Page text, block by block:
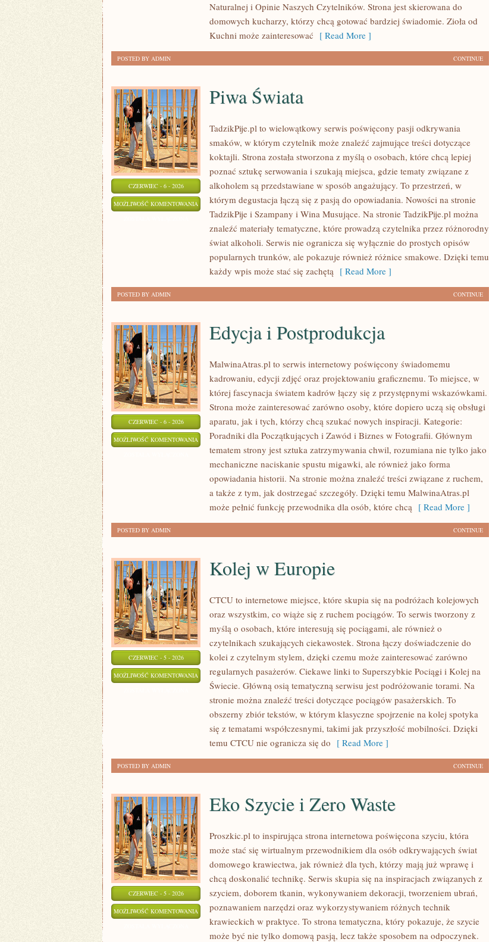
Naturalnej i Opinie Naszych Czytelników. Strona jest skierowana do
domowych kucharzy, którzy chcą gotować bardziej świadomie. Zioła od
Kuchni może zainteresować [ Read More ]
CONTINUE
POSTED BY ADMIN
CZERWIEC - 6 - 2026
MOŻLIWOŚĆ KOMENTOWANIA PIWA
ŚWIATA
Piwa Świata
TadzikPije.pl to wielowątkowy serwis poświęcony pasji odkrywania
smaków, w którym czytelnik może znaleźć zajmujące treści dotyczące
koktajli. Strona została stworzona z myślą o osobach, które chcą lepiej
poznać sztukę serwowania i szukają miejsca, gdzie tematy związane z
alkoholem są przedstawiane w sposób angażujący. To przestrzeń, w
którym degustacja łączą się z pasją do opowiadania. Nowości na stronie
TadzikPije i Szampany i Wina Musujące. Na stronie TadzikPije.pl można
znaleźć materiały tematyczne, które prowadzą czytelnika przez różnorodny
świat alkoholi. Serwis nie ogranicza się wyłącznie do prostych opisów
popularnych trunków, ale pokazuje również różnice smakowe. Dzięki temu
każdy wpis może stać się zachętą [ Read More ]
CONTINUE
POSTED BY ADMIN
CZERWIEC - 6 - 2026
MOŻLIWOŚĆ KOMENTOWANIA EDYCJA
POSTPRODUKCJA
Edycja i Postprodukcja
MalwinaAtras.pl to serwis internetowy poświęcony świadomemu
kadrowaniu, edycji zdjęć oraz projektowaniu graficznemu. To miejsce, w
której fascynacja światem kadrów łączy się z przystępnymi wskazówkami.
Strona może zainteresować zarówno osoby, które dopiero uczą się obsługi
aparatu, jak i tych, którzy chcą szukać nowych inspiracji. Kategorie:
Poradniki dla Początkujących i Zawód i Biznes w Fotografii. Głównym
tematem strony jest sztuka zatrzymywania chwil, rozumiana nie tylko jako
mechaniczne naciskanie spustu migawki, ale również jako forma
opowiadania historii. Na stronie można znaleźć treści związane z ruchem,
a także z tym, jak dostrzegać szczegóły. Dzięki temu MalwinaAtras.pl
może pełnić funkcję przewodnika dla osób, które chcą [ Read More ]
CONTINUE
POSTED BY ADMIN
CZERWIEC - 5 - 2026
MOŻLIWOŚĆ KOMENTOWANIA KOLEJ
EUROPIE
Kolej w Europie
CTCU to internetowe miejsce, które skupia się na podróżach kolejowych
oraz wszystkim, co wiąże się z ruchem pociągów. To serwis tworzony z
myślą o osobach, które interesują się pociągami, ale również o
czytelnikach szukających ciekawostek. Strona łączy doświadczenie do
kolei z czytelnym stylem, dzięki czemu może zainteresować zarówno
regularnych pasażerów. Ciekawe linki to Superszybkie Pociągi i Kolej na
Świecie. Główną osią tematyczną serwisu jest podróżowanie torami. Na
stronie można znaleźć treści dotyczące pociągów pasażerskich. To
obszerny zbiór tekstów, w którym klasyczne spojrzenie na kolej spotyka
się z tematami współczesnymi, takimi jak przyszłość mobilności. Dzięki
temu CTCU nie ogranicza się do [ Read More ]
CONTINUE
POSTED BY ADMIN
CZERWIEC - 5 - 2026
MOŻLIWOŚĆ KOMENTOWANIA
SZYCIE
Eko Szycie i Zero Waste
Proszkic.pl to inspirująca strona internetowa poświęcona szyciu, która
może stać się wirtualnym przewodnikiem dla osób odkrywających świat
domowego krawiectwa, jak również dla tych, którzy mają już wprawę i
chcą doskonalić technikę. Serwis skupia się na inspiracjach związanych z
szyciem, doborem tkanin, wykonywaniem dekoracji, tworzeniem ubrań,
poznawaniem narzędzi oraz wykorzystywaniem różnych technik
krawieckich w praktyce. To strona tematyczna, który pokazuje, że szycie
może być nie tylko domową pasją, lecz także sposobem na odpoczynek.